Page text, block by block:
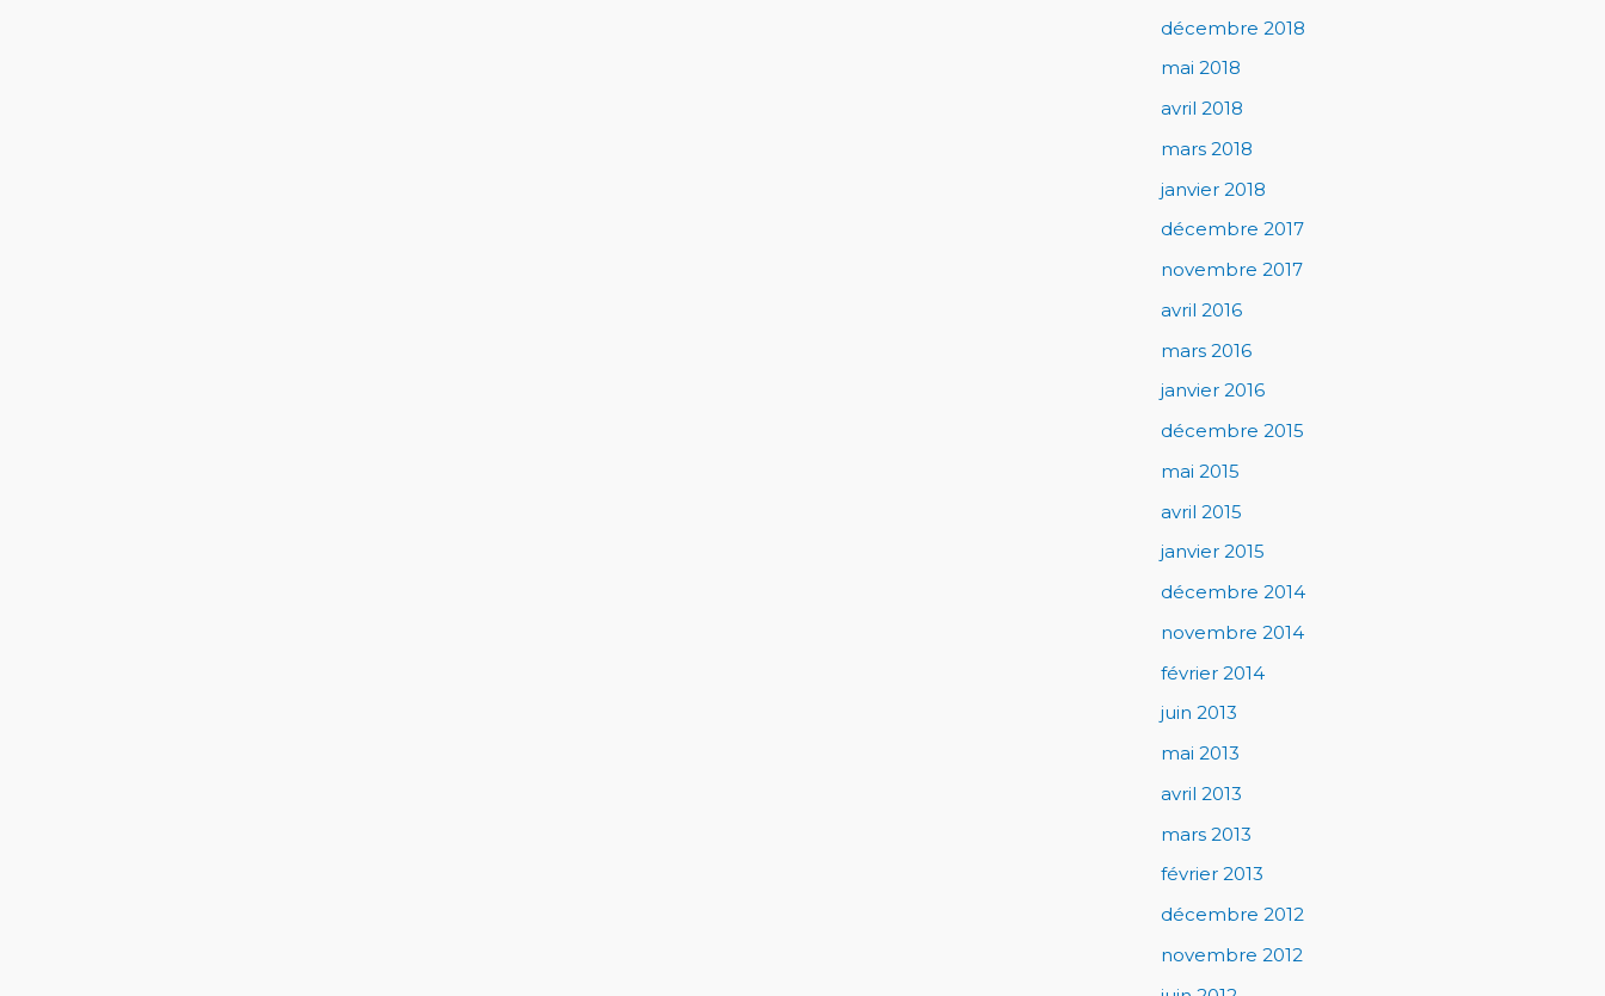
décembre 2018
mai 2018
avril 2018
mars 2018
janvier 2018
décembre 2017
novembre 2017
avril 2016
mars 2016
janvier 2016
décembre 2015
mai 2015
avril 2015
janvier 2015
décembre 2014
novembre 2014
février 2014
juin 2013
mai 2013
avril 2013
mars 2013
février 2013
décembre 2012
novembre 2012